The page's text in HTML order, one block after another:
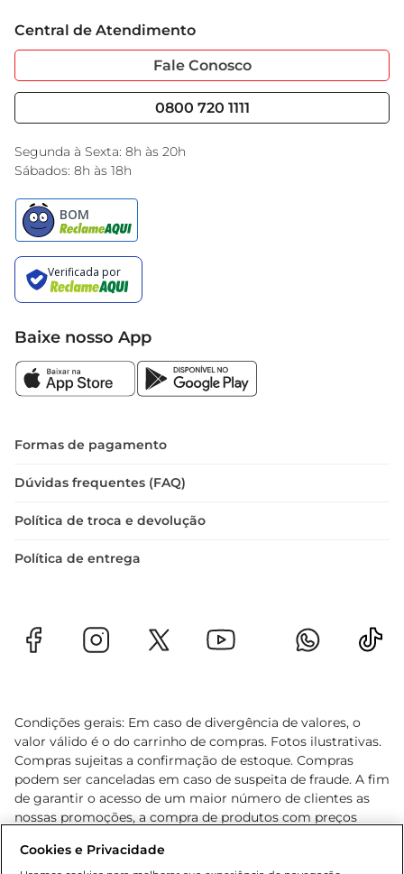
Sobre Privacidade
Portal do Fornecedo
Nossas Lojas
Garantia Estendida
Serviços
Black Friday
Encarte do Dia
Central de Atendimento
Fale Conosco
0800 720 1111
Segunda à Sexta: 8h às 20h
Sábados: 8h às 18h
Baixe nosso App
Formas de pagamento
Dúvidas frequentes (FAQ)
Política de troca e devolução
Política de entrega
Condições gerais: Em caso de divergência de valores, o
valor válido é o do carrinho de compras. Fotos ilustrativas.
Compras sujeitas a confirmação de estoque. Compras
podem ser canceladas em caso de suspeita de fraude. A fim
de garantir o acesso de um maior número de clientes as
nossas promoções, a compra de produtos com preços
cliente. Os preços, ofertas e condições são exclusivos para
Cookies e Privacidade